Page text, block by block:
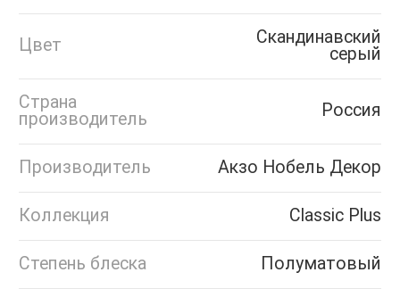
Цвет
Скандинавский
серый
Страна
производитель
Россия
Производитель Акзо Нобель Декор
Коллекция Classic Plus
Степень блеска Полуматовый